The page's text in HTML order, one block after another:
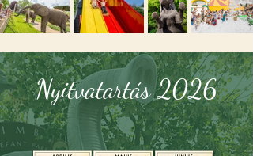
Nyitvatartás 2026